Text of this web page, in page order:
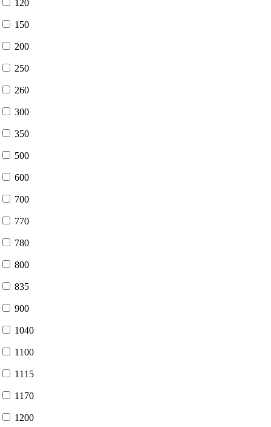
120
150
200
250
260
300
350
500
600
700
770
780
800
835
900
1040
1100
1115
1170
1200